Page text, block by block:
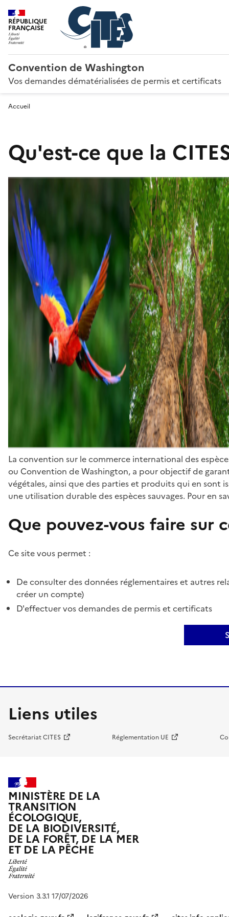
RÉPUBLIQUE
FRANÇAISE
Convention de Washington
Vos demandes dématérialisées de permis et certificats
Accueil
Qu'est-ce que la
La convention sur le commerce international des
ou Convention de Washington, a pour objectif de
végétales, ainsi que des parties et produits qui en sont
une utilisation durable des espèces sauvages. Pour en
Que pouvez-vous faire sur
Ce site vous permet :
De consulter des données réglementaires et autres
créer un compte)
D'effectuer vos demandes de permis et certificats
Liens utiles
Secrétariat CITES Réglementation UE
MINISTÈRE DE LA
TRANSITION
ÉCOLOGIQUE,
DE LA BIODIVERSITÉ,
DE LA FORÊT, DE LA MER
ET DE LA PÊCHE
Version 3.3.1 17/07/2026